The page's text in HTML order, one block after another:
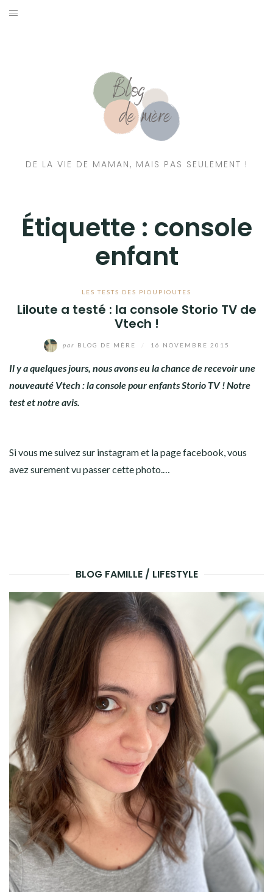
DE LA VIE DE MAMAN, MAIS PAS SEULEMENT !
Étiquette : console
enfant
LES TESTS DES PIOUPIOUTES
Liloute a testé : la console Storio TV de
Vtech !
par BLOG DE MÈRE 16 NOVEMBRE 2015
Il y a quelques jours, nous avons eu la chance de recevoir une
nouveauté Vtech : la console pour enfants Storio TV ! Notre
test et notre avis.
Si vous me suivez sur instagram et la page facebook, vous
avez surement vu passer cette photo.…
BLOG FAMILLE / LIFESTYLE
RESSOURCES NUTRITION & PARENTALITÉ